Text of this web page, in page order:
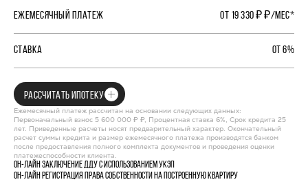
ЕЖЕМЕСЯЧНЫЙ ПЛАТЕЖ ОТ 19 330 ₽ ₽/МЕС*
СТАВКА ОТ 6%
РАССЧИТАТЬ ИПОТЕКУ
Ежемесячный платеж рассчитан на основании следующих данных:
Первоначальный взнос 5 600 000 ₽ ₽, Процентная ставка 6%, Срок кредита 25
лет. Приведенные расчеты носят предварительный характер. Окончательный
расчет суммы кредита и размер ежемесячного платежа производятся банком
после предоставления полного комплекта документов и проведения оценки
платежеспособности клиента.
Он-лайн заключение ДДУ с использованием УКЭП
Он-лайн регистрация права собственности на построенную квартиру